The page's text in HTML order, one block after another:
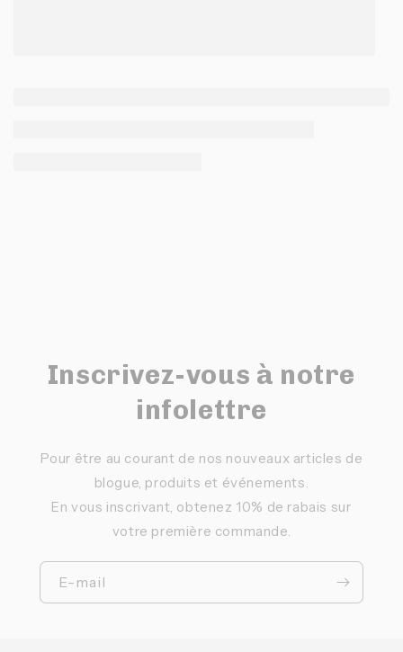
Inscrivez-vous à notre
infolettre
Pour être au courant de nos nouveaux articles de
blogue, produits et événements.
En vous inscrivant, obtenez 10% de rabais sur
votre première commande.
E-mail